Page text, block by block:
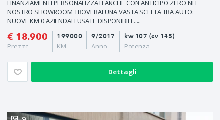
FINANZIAMENTI PERSONALIZZATI ANCHE CON ANTICIPO ZERO NEL
NOSTRO SHOWROOM TROVERAI UNA VASTA SCELTA TRA AUTO:
NUOVE KM 0 AZIENDALI USATE DISPONIBILI .....
€ 18.900
Prezzo
9/2017
Anno
199000
KM
kw 107 (cv 145)
Potenza
Dettagli